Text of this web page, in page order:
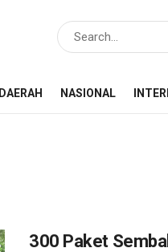
DAERAH NASIONAL
300 Paket